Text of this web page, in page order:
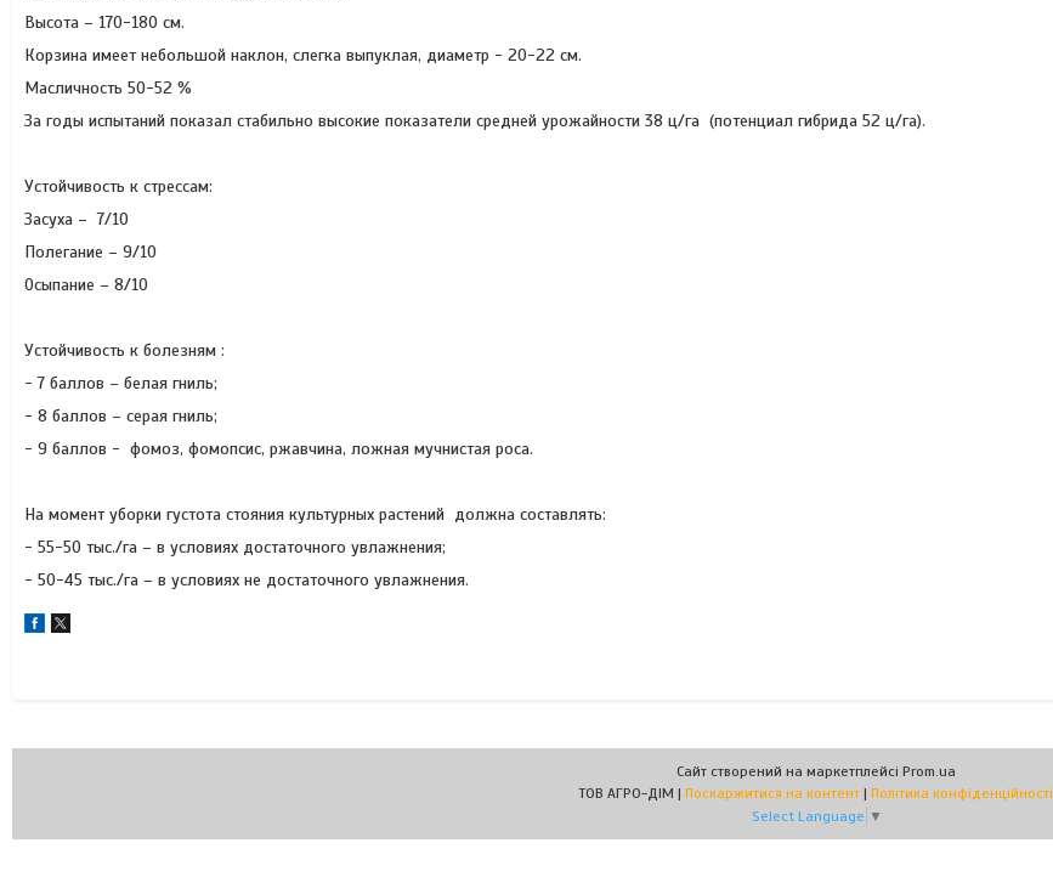
Высота – 170-180 см.
Корзина имеет небольшой наклон, слегка выпуклая, диаметр - 20-22 см.
Масличность 50-52 %
За годы испытаний показал стабильно высокие показатели средней урожайности 38 ц/га (потенциал гибрида 52 ц/га).
Устойчивость к стрессам:
Засуха – 7/10
Полегание – 9/10
Осыпание – 8/10
Устойчивость к болезням :
- 7 баллов – белая гниль;
- 8 баллов – серая гниль;
- 9 баллов - фомоз, фомопсис, ржавчина, ложная мучнистая роса.
На момент уборки густота стояния культурных растений должна составлять:
- 55-50 тыс./га – в условиях достаточного увлажнения;
- 50-45 тыс./га – в условиях не достаточного увлажнения.
Сайт створений на маркетплейсі Prom.ua
ТОВ АГРО-ДІМ | Поскаржитися на контент | Політика конфіденційності
Select Language ▼